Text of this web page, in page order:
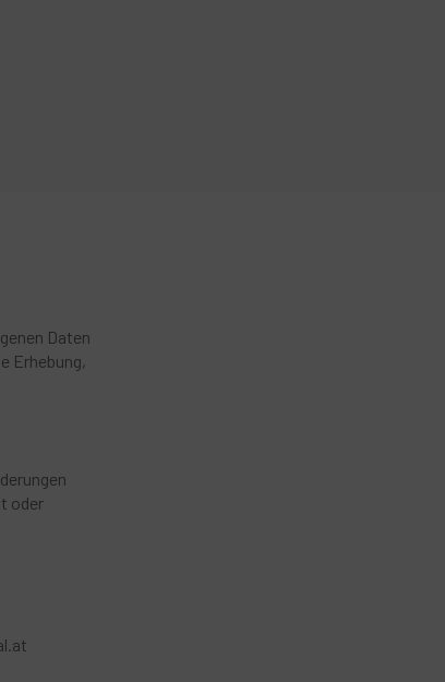
Daten
Erhebung,
oder